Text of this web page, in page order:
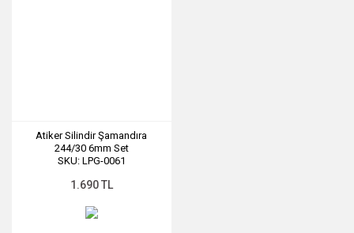
Atiker Silindir Şamandıra
244/30 6mm Set
SKU: LPG-0061
1.690 TL